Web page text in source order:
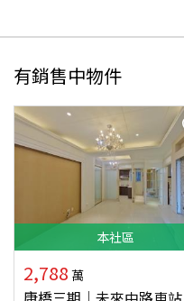
有銷售中物件
本社區
2,788 萬